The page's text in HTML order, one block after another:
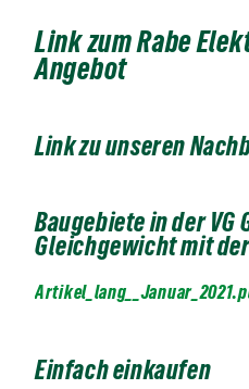
Link zum Rabe
Angebot
Link zu unseren
Baugebiete in der VG
Gleichgewicht mit
Einfach einkaufen